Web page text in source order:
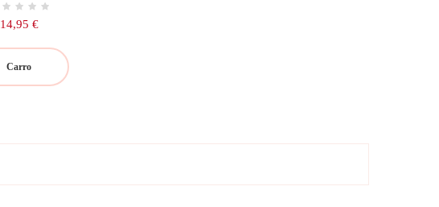
Precio
14,95 €
Carro